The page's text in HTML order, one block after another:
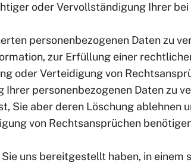
oder Vervollständigung Ihrer
personenbezogenen Daten zu
zur Erfüllung einer
oder Verteidigung von
Ihrer personenbezogenen Daten zu
Sie aber deren Löschung ablehnen
von Rechtsansprüchen
uns bereitgestellt haben, in